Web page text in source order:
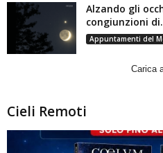
Alzando gli
congiunzioni
Appuntamenti del
Carica
Cieli Remoti